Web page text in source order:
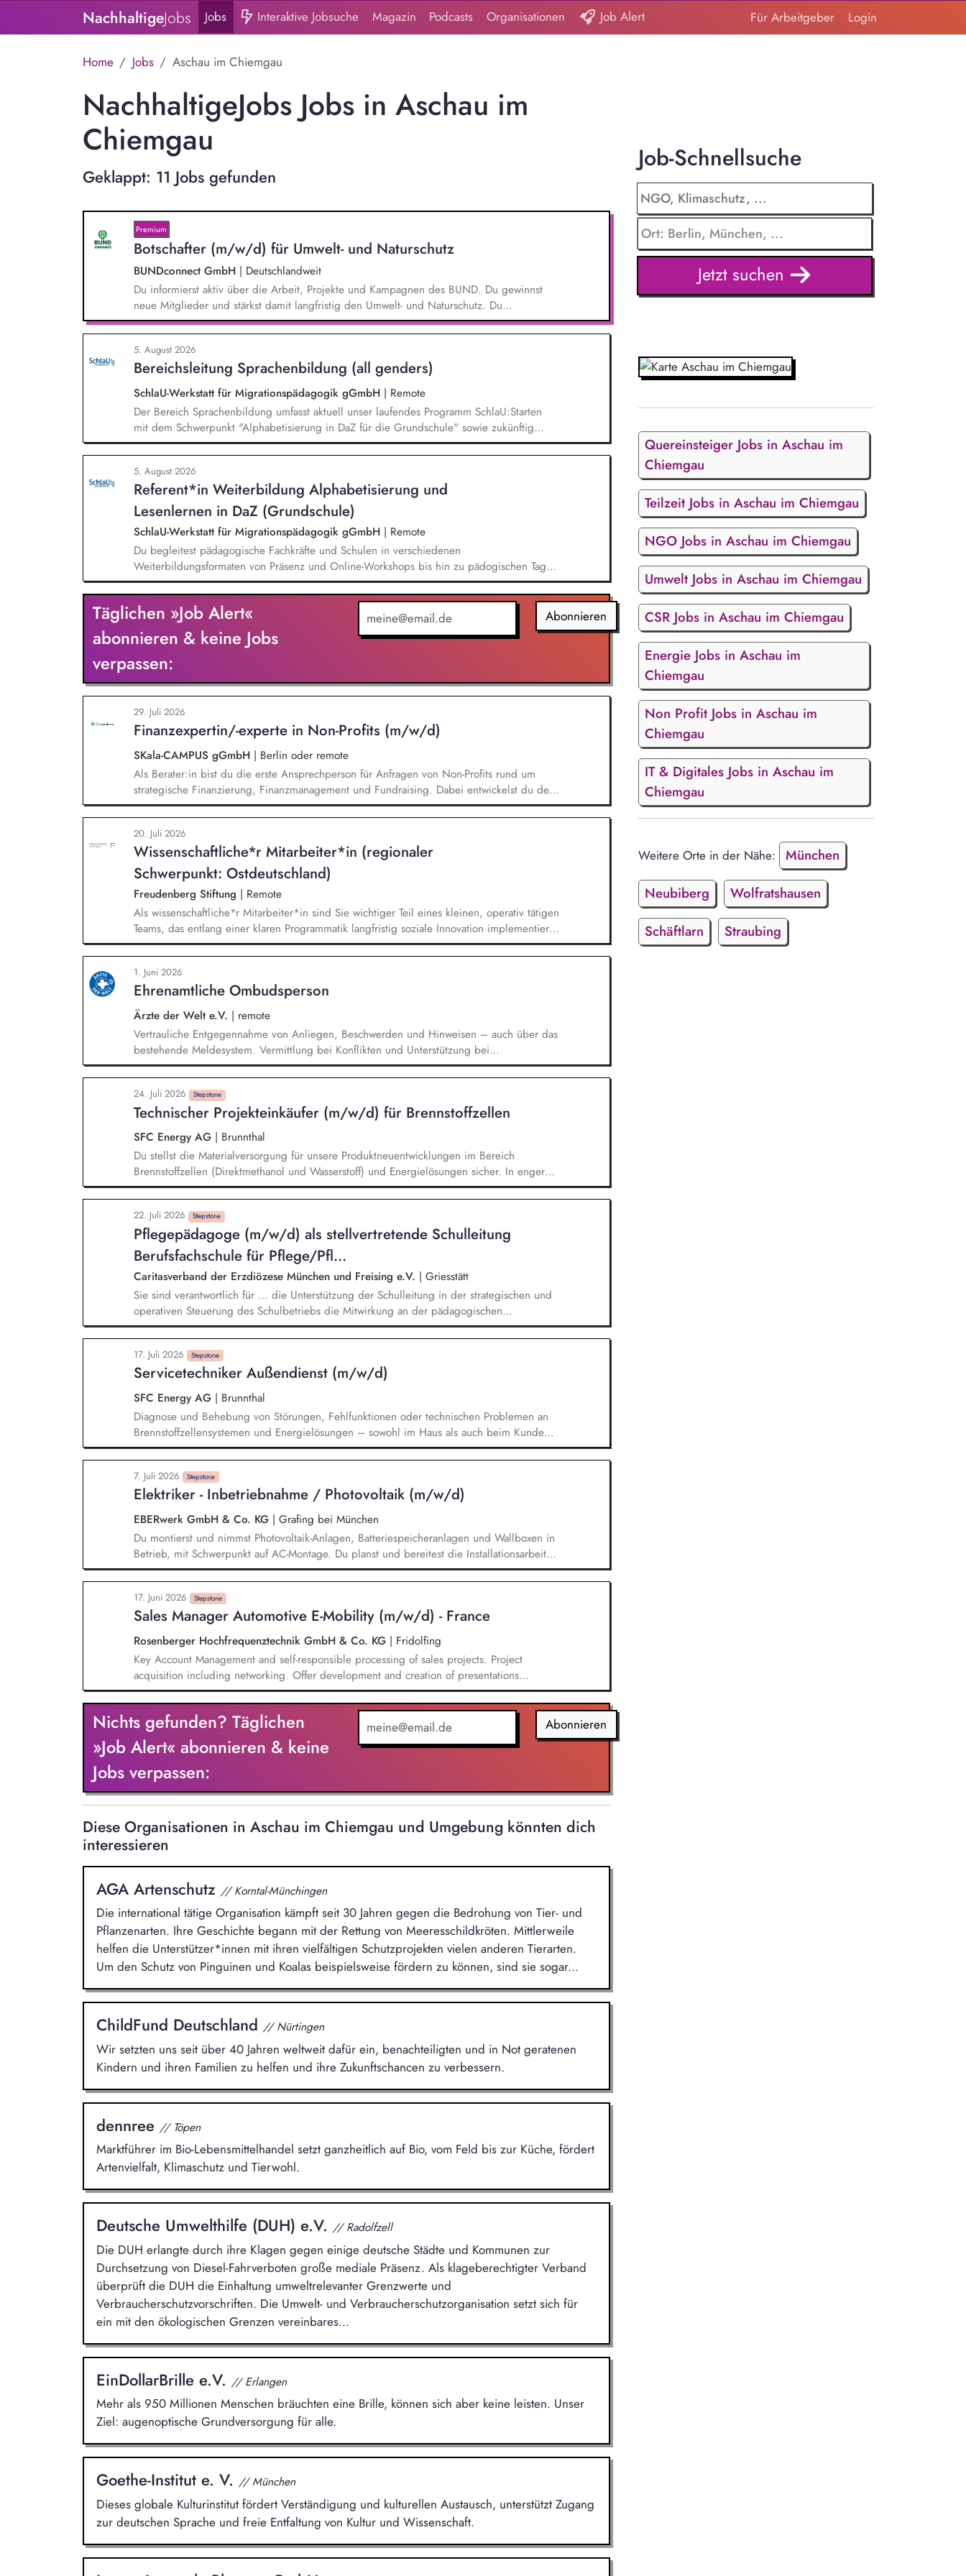
NachhaltigeJobs Jobs Interaktive Jobsuche Magazin Podcasts Organisationen Job Alert Für Arbeitgeber Login
Home Jobs Aschau im Chiemgau
NachhaltigeJobs Jobs in Aschau im
Chiemgau
Geklappt: 11 Jobs gefunden
Premium
Botschafter (m/w/d) für Umwelt- und Naturschutz
BUNDconnect GmbH | Deutschlandweit
Du informierst aktiv über die Arbeit, Projekte und Kampagnen des BUND. Du gewinnst
neue Mitglieder und stärkst damit langfristig den Umwelt- und Naturschutz. Du
beantwortest Fragen zu Umwelt-, Arten- und Klimaschutz nach bestem Wissen und
Gewissen. Du unterstützt Kampagnen und Aktionen, beispielsweise durch das Sammeln
von Unterschriften für Petitionen.
5. August 2026
Bereichsleitung Sprachenbildung (all genders)
SchlaU-Werkstatt für Migrationspädagogik gGmbH | Remote
Der Bereich Sprachenbildung umfasst aktuell unser laufendes Programm SchlaU:Starten
mit dem Schwerpunkt "Alphabetisierung in DaZ für die Grundschule" sowie zukünftig
weitere auf Unterrichtsmaterial bezogene Projekte mit den Schwerpunkten
sprachensensibles und rassismuskritisches Deutschlernen von der Grundschule bis in die
Berufliche Bildung. Der Bereich Sprachenbildung entwickelt in seinen Projekten dazu
zielgruppengerechte und innovative Unterrichtsmaterialien und begleitet pädagogische
Fachkräfte mit daran angeschlossenen Weiterbildungsangeboten online wie offline.
5. August 2026
Referent*in Weiterbildung Alphabetisierung und
Lesenlernen in DaZ (Grundschule)
SchlaU-Werkstatt für Migrationspädagogik gGmbH | Remote
Du begleitest pädagogische Fachkräfte und Schulen in verschiedenen
Weiterbildungsformaten von Präsenz und Online-Workshops bis hin zu pädogischen Tagen
und erstellst Online-Selbstlernkurse für unsere Plattform schlau-lernen.org. Die inhaltlichen
Schwerpunkte liegen dabei auf den Bereichen Lesen lernen,
Mehrsprachigkeitsbewusstsein und Alphabetisierung in der Grundschule.
Täglichen »Job Alert«
abonnieren & keine Jobs
verpassen:
Abonnieren
29. Juli 2026
Finanzexpertin/-experte in Non-Profits (m/w/d)
SKala-CAMPUS gGmbH | Berlin oder remote
Als Berater:in bist du die erste Ansprechperson für Anfragen von Non-Profits rund um
strategische Finanzierung, Finanzmanagement und Fundraising. Dabei entwickelst du den
gesamten Prozess von der Anfrage über Angebotserstellung bis zur eigenverantwortlichen
Umsetzung. Auf Basis der jeweiligen Herausforderungen entwickelst du passgenaue
Beratungsprozesse und berätst Organisationen zu zentralen Fragen ihrer finanziellen
Steuerung und strategischen Weiterentwicklung.
20. Juli 2026
Wissenschaftliche*r Mitarbeiter*in (regionaler
Schwerpunkt: Ostdeutschland)
Freudenberg Stiftung | Remote
Als wissenschaftliche*r Mitarbeiter*in sind Sie wichtiger Teil eines kleinen, operativ tätigen
Teams, das entlang einer klaren Programmatik langfristig soziale Innovation implementiert.
Sie unterstützen die Geschäftsführung bei der Umsetzung der Stiftungsprogrammatik und
entwickeln dabei die Internationalisierungsstrategie der Stiftung weiter. Sie übersetzen
wissenschaftliche Erkenntnisse in alltagsangebundene Handlungsansätze entlang unserer
Stiftungsprogrammatik.
1. Juni 2026
Ehrenamtliche Ombudsperson
Ärzte der Welt e.V. | remote
Vertrauliche Entgegennahme von Anliegen, Beschwerden und Hinweisen – auch über das
bestehende Meldesystem. Vermittlung bei Konflikten und Unterstützung bei
Klärungsprozessen. Konzeption und Durchführung von Schulungen und
Sensibilisierungsformaten. Mitwirkung an der Weiterentwicklung von Leitlinien,
Verhaltenskodizes und dem Meldesystem. Förderung einer offenen Feedback- und
Beschwerdekultur innerhalb der Organisation.
24. Juli 2026 Stepstone
Technischer Projekteinkäufer (m/w/d) für Brennstoffzellen
SFC Energy AG | Brunnthal
Du stellst die Materialversorgung für unsere Produktneuentwicklungen im Bereich
Brennstoffzellen (Direktmethanol und Wasserstoff) und Energielösungen sicher. In enger
Abstimmung mit Deinen Kollegen (m/w/d) aus den Bereichen Entwicklung,
Produktmanagement und Projektleitung definierst Du das benötigte Material, holst
Angebote ein und bewertest diese unter technischen und kaufmännischen
Gesichtspunkten. Bei Bedarf recherchierst Du neue Beschaffungsquellen, qualifizierst
Lieferanten und hast bis zur Produkt- und Prozessfreigabe stets die beste Lösung im Blick.
22. Juli 2026 Stepstone
Pflegepädagoge (m/w/d) als stellvertretende Schulleitung
Berufsfachschule für Pflege/Pfl...
Caritasverband der Erzdiözese München und Freising e.V. | Griesstätt
Sie sind verantwortlich für … die Unterstützung der Schulleitung in der strategischen und
operativen Steuerung des Schulbetriebs die Mitwirkung an der pädagogischen
Weiterentwicklung sowie an der Qualitätsentwicklung und Umsetzung moderner
didaktischer Konzepte die fachliche Begleitung und Unterstützung des Lehrkräfte-Teams
sowie die Förderung einer professionellen, wertschätzenden Zusammenarbeit die
Übernahme eigener Lehrtätigkeit in Theorie und Praxis die Pflege und den Ausbau der
Zusammenarbeit mit Praxispartnern und externen Institutionen
17. Juli 2026 Stepstone
Servicetechniker Außendienst (m/w/d)
SFC Energy AG | Brunnthal
Diagnose und Behebung von Störungen, Fehlfunktionen oder technischen Problemen an
Brennstoffzellensystemen und Energielösungen – sowohl im Haus als auch beim Kunden
vor Ort. Installation von Brennstoffzellensystemen an Kundenstandorten gemäß den
technischen Anforderungen und geltenden Sicherheitsstandards. Durchführung von
Inbetriebnahmen, Wartungs- und Inspektionsarbeiten an Brennstoffzellensystemen gemäß
den Wartungsplänen. Schulung des Kundenpersonals in der sicheren Bedienung, Wartung
und Instandhaltung von Brennstoffzellensystemen.
7. Juli 2026 Stepstone
Elektriker - Inbetriebnahme / Photovoltaik (m/w/d)
EBERwerk GmbH & Co. KG | Grafing bei München
Du montierst und nimmst Photovoltaik-Anlagen, Batteriespeicheranlagen und Wallboxen in
Betrieb, mit Schwerpunkt auf AC-Montage. Du planst und bereitest die Installationsarbeiten
vor. Du führst Kundentermine vor Ort zur technischen Planung der Installation durch. Du
übernimmst die Abnahme, Inbetriebnahme und Dokumentation der installierten Anlagen
beim Kund:innen vor Ort. Du führst Service-Einsätze vor Ort zur Fehlerbehebung und
Entstörung durch.
17. Juni 2026 Stepstone
Sales Manager Automotive E-Mobility (m/w/d) - France
Rosenberger Hochfrequenztechnik GmbH & Co. KG | Fridolfing
Key Account Management and self-responsible processing of sales projects. Project
acquisition including networking. Offer development and creation of presentations
together with other department, e.g. product management. Independant negotiating
within agreed frameworks. Accompanying new product projects as a sales contact, from
the offer phase to series production. Responsibility for profitable sales growth, customer
satisfaction and the development of new business opportunities. Elaboration of market
potential and new trends.
Nichts gefunden? Täglichen
»Job Alert« abonnieren & keine
Jobs verpassen:
Abonnieren
Diese Organisationen in Aschau im Chiemgau und Umgebung könnten dich
interessieren
AGA Artenschutz // Korntal-Münchingen
Die international tätige Organisation kämpft seit 30 Jahren gegen die Bedrohung von Tier- und
Pflanzenarten. Ihre Geschichte begann mit der Rettung von Meeresschildkröten. Mittlerweile
helfen die Unterstützer*innen mit ihren vielfältigen Schutzprojekten vielen anderen Tierarten.
Um den Schutz von Pinguinen und Koalas beispielsweise fördern zu können, sind sie sogar...
ChildFund Deutschland // Nürtingen
Wir setzten uns seit über 40 Jahren weltweit dafür ein, benachteiligten und in Not geratenen
Kindern und ihren Familien zu helfen und ihre Zukunftschancen zu verbessern.
dennree // Töpen
Marktführer im Bio-Lebensmittelhandel setzt ganzheitlich auf Bio, vom Feld bis zur Küche, fördert
Artenvielfalt, Klimaschutz und Tierwohl.
Deutsche Umwelthilfe (DUH) e.V. // Radolfzell
Die DUH erlangte durch ihre Klagen gegen einige deutsche Städte und Kommunen zur
Durchsetzung von Diesel-Fahrverboten große mediale Präsenz. Als klageberechtigter Verband
überprüft die DUH die Einhaltung umweltrelevanter Grenzwerte und
Verbraucherschutzvorschriften. Die Umwelt- und Verbraucherschutzorganisation setzt sich für
ein mit den ökologischen Grenzen vereinbares...
EinDollarBrille e.V. // Erlangen
Mehr als 950 Millionen Menschen bräuchten eine Brille, können sich aber keine leisten. Unser
Ziel: augenoptische Grundversorgung für alle.
Goethe-Institut e. V. // München
Dieses globale Kulturinstitut fördert Verständigung und kulturellen Austausch, unterstützt Zugang
zur deutschen Sprache und freie Entfaltung von Kultur und Wissenschaft.
Job-Schnellsuche
Jetzt suchen
Quereinsteiger Jobs in Aschau im
Chiemgau
Teilzeit Jobs in Aschau im Chiemgau
NGO Jobs in Aschau im Chiemgau
Umwelt Jobs in Aschau im Chiemgau
CSR Jobs in Aschau im Chiemgau
Energie Jobs in Aschau im
Chiemgau
Non Profit Jobs in Aschau im
Chiemgau
IT & Digitales Jobs in Aschau im
Chiemgau
Weitere Orte in der Nähe:
München
Neubiberg
Wolfratshausen
Schäftlarn
Straubing